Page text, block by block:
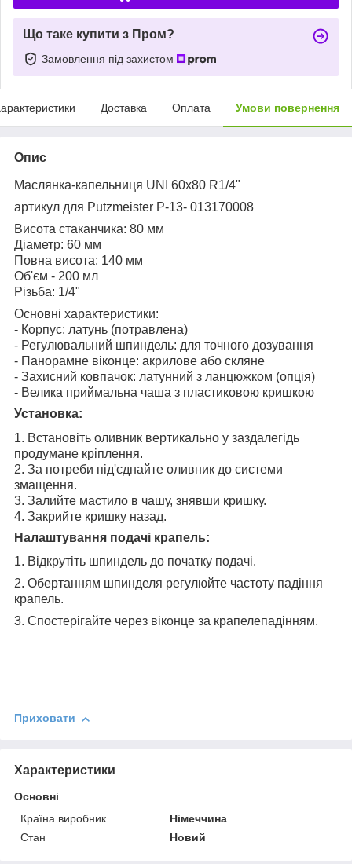
Що таке купити з Пром?
Замовлення під захистом
Доставка Оплата Умови повернення
Опис
Маслянка-капельниця UNI 60x80 R1/4"
артикул для Putzmeister P-13- 013170008
Висота стаканчика: 80 мм
Діаметр: 60 мм
Повна висота: 140 мм
Об'єм - 200 мл
Різьба: 1/4"
Основні характеристики:
- Корпус: латунь (потравлена)
- Регулювальний шпиндель: для точного дозування
- Панорамне віконце: акрилове або скляне
- Захисний ковпачок: латунний з ланцюжком (опція)
- Велика приймальна чаша з пластиковою кришкою
Установка:
1. Встановіть оливник вертикально у заздалегідь
продумане кріплення.
2. За потреби під'єднайте оливник до системи
змащення.
3. Залийте мастило в чашу, знявши кришку.
4. Закрийте кришку назад.
Налаштування подачі крапель:
1. Відкрутіть шпиндель до початку подачі.
2. Обертанням шпинделя регулюйте частоту падіння
крапель.
3. Спостерігайте через віконце за крапелепадінням.
Приховати
Характеристики
Основні
Країна виробник
Німеччина
Стан
Новий